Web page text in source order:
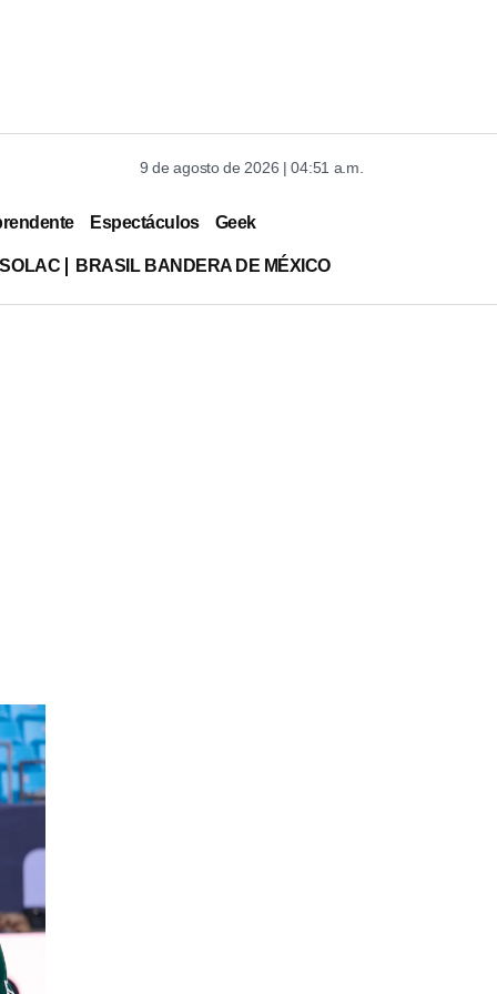
9 de agosto de 2026 | 04:51 a.m.
Espectáculos Geek
BRASIL BANDERA DE MÉXICO